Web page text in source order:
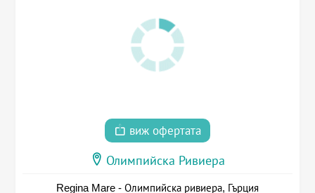
виж офертата
Олимпийска Ривиера
Regina Mare - Олимпийска ривиера, Гърция